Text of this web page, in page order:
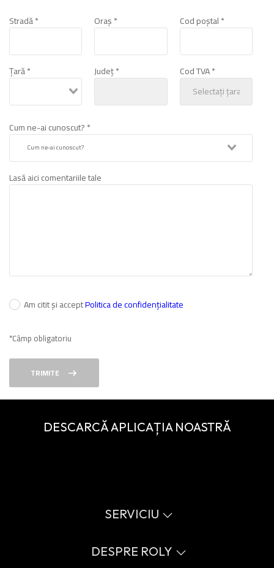
Stradă * Oraș * Cod poștal *
Țară * Județ * Cod TVA *
Cum ne-ai cunoscut? *
Lasă aici comentariile tale
Am citit și acceptPolitica de confidențialitate
*Câmp obligatoriu
TRIMITE
DESCARCĂ APLICAȚIA NOASTRĂ
SERVICIU
Ghid de mărimi
Glosar
DESPRE ROLY